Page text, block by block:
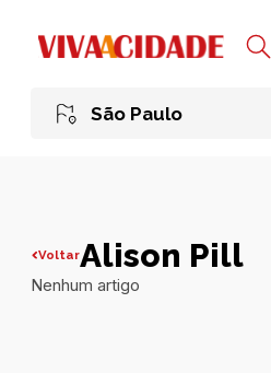
São Paulo
VoltarAlison Pill
Nenhum artigo